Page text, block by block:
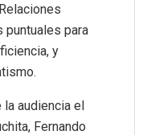
puntuales para
y
la audiencia el
Fernando